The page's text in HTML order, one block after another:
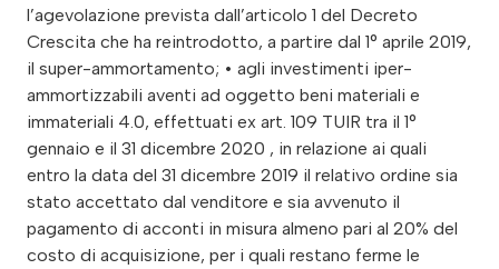
l’agevolazione prevista dall’articolo 1 del Decreto
Crescita che ha reintrodotto, a partire dal 1° aprile 2019,
il super-ammortamento; • agli investimenti iper-
ammortizzabili aventi ad oggetto beni materiali e
immateriali 4.0, effettuati ex art. 109 TUIR tra il 1°
gennaio e il 31 dicembre 2020 , in relazione ai quali
entro la data del 31 dicembre 2019 il relativo ordine sia
stato accettato dal venditore e sia avvenuto il
pagamento di acconti in misura almeno pari al 20% del
costo di acquisizione, per i quali restano ferme le